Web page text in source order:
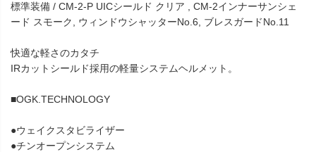
標準装備 / CM-2-P UICシールド クリア , CM-2インナーサンシェ
ード スモーク, ウィンドウシャッターNo.6, ブレスガードNo.11
快適な軽さのカタチ
IRカットシールド採用の軽量システムヘルメット。
■OGK.TECHNOLOGY
●ウェイクスタビライザー
●チンオープンシステム